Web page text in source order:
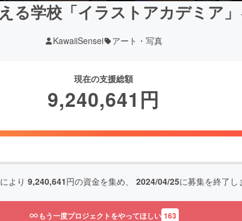
る学校「イラストアカデミア
KawaiiSensei アート・写真
現在の支援総額
9,240,641 円
より 9,240,641円の資金を集め、 2024/04/25に募集を終了し
もう一度プロジェクトをやってほしい 163